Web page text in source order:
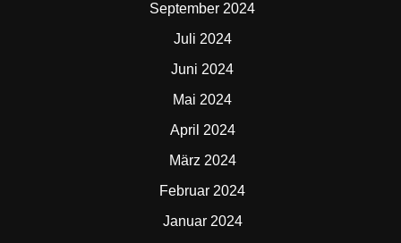
September 2024
Juli 2024
Juni 2024
Mai 2024
April 2024
März 2024
Februar 2024
Januar 2024